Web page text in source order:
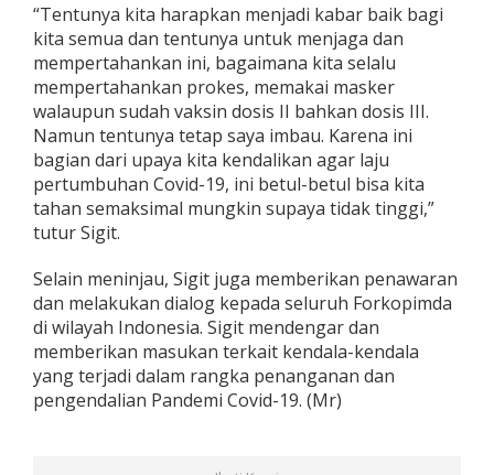
“Tentunya kita harapkan menjadi kabar baik bagi
kita semua dan tentunya untuk menjaga dan
mempertahankan ini, bagaimana kita selalu
mempertahankan prokes, memakai masker
walaupun sudah vaksin dosis II bahkan dosis III.
Namun tentunya tetap saya imbau. Karena ini
bagian dari upaya kita kendalikan agar laju
pertumbuhan Covid-19, ini betul-betul bisa kita
tahan semaksimal mungkin supaya tidak tinggi,”
tutur Sigit.
Selain meninjau, Sigit juga memberikan penawaran
dan melakukan dialog kepada seluruh Forkopimda
di wilayah Indonesia. Sigit mendengar dan
memberikan masukan terkait kendala-kendala
yang terjadi dalam rangka penanganan dan
pengendalian Pandemi Covid-19. (Mr)